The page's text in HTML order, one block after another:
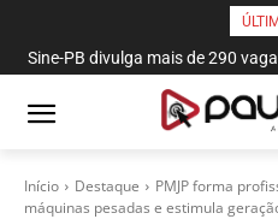
Sine-PB divulga mais de 290
Início Destaque
PMJP forma
máquinas pesadas e estimula